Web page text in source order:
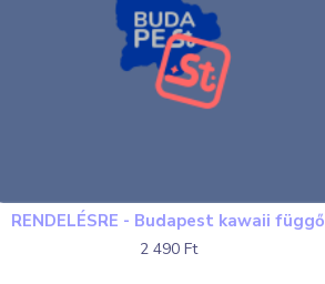
RENDELÉSRE - Budapest kawaii függő
2 490 Ft